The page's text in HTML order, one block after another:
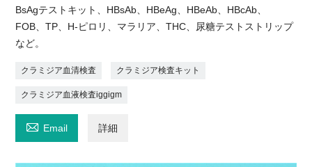
BsAgテストキット、HBsAb、HBeAg、HBeAb、HBcAb、
FOB、TP、H-ピロリ、マラリア、THC、尿糖テストストリップ
など。
クラミジア血清検査 クラミジア検査キット
クラミジア血液検査iggigm
 Email 詳細